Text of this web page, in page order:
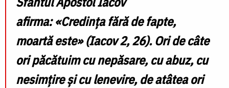
afirma:«Credința fără de fapte,
moartă este» (Iacov 2, 26). Ori de câte
ori păcătuim cu nepăsare, cu abuz, cu
nesimțire și cu lenevire, de atâtea ori